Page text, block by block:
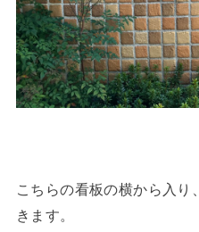
こちらの看板の横から入
きます。